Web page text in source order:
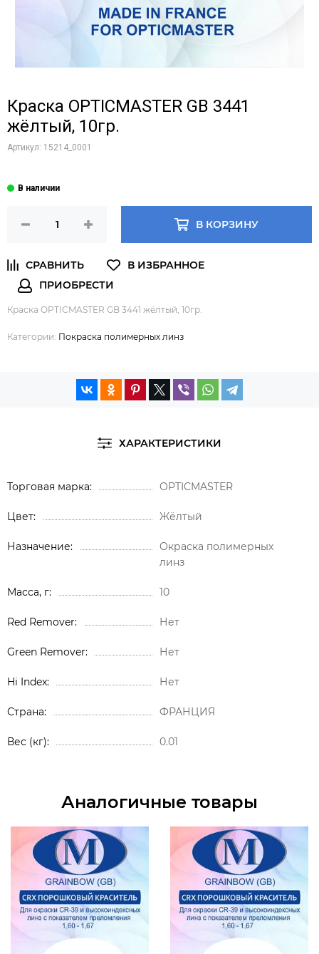
Краска OPTICMASTER GB 3441
жёлтый, 10гр.
Артикул: 15214_0001
В КОРЗИНУ
Краска OPTICMASTER GB 3441 жёлтый, 10гр.
Категории: Покраска полимерных линз
ХАРАКТЕРИСТИКИ
Торговая марка OPTICMASTER
Цвет Жёлтый
Назначение
Окраска полимерных
линз
Масса, г 10
Red Remover Нет
Green Remover Нет
Hi Index Нет
Страна ФРАНЦИЯ
Вес (кг) 0.01
Аналогичные товары